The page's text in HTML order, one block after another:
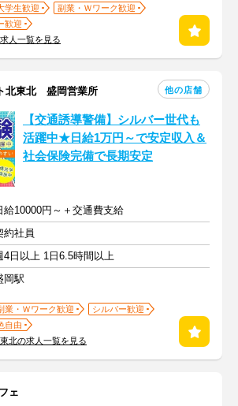
学生歓迎
副業・Ｗワーク歓迎
歓迎
人一覧を見る
北東北 盛岡営業所 他の店舗
【交通誘導警備】シルバー世代も
活躍中★日給1万円～で安定収入＆
社会保険完備で長期安定
給10000円～＋交通費支給
約社員
4日以上 1日6.5時間以上
岡駅
業・Ｗワーク歓迎
シルバー歓迎
自由
北の求人一覧を見る
ェ